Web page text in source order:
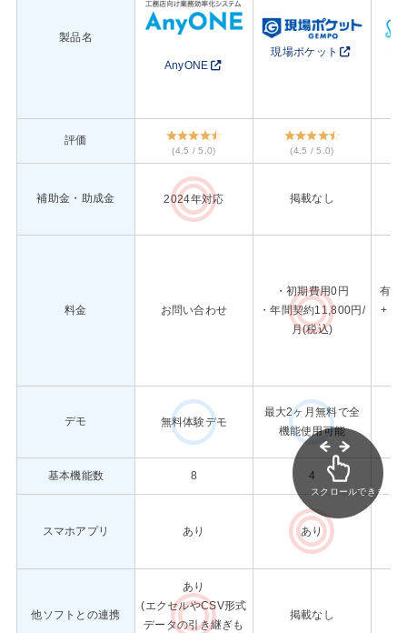
製品名
AnyONE
現場ポケット
評価
(4.5 / 5.0) (4.5 / 5.0)
補助金・助成金 2024年対応 掲載なし
料金 お問い合わせ
・初期費用0円
・年間契約11,800円/
月(税込)
有料
+
デモ 無料体験デモ
最大2ヶ月無料で全
機能使用可能
基本機能数 8 4
スマホアプリ あり あり
他ソフトとの連携
あり
(エクセルやCSV形式
データの引き継ぎも
掲載なし
スクロールできます